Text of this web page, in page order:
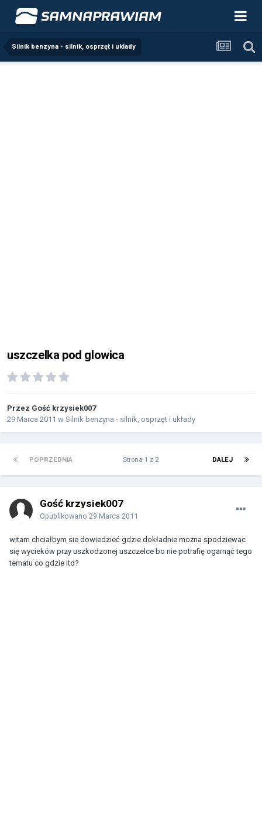
Silnik benzyna - silnik, osprzęt i układy
uszczelka pod glowica
Przez Gość krzysiek007
29 Marca 2011 w Silnik benzyna - silnik, osprzęt i układy
POPRZEDNIA DALEJ
Strona 1 z 2
Gość krzysiek007
Opublikowano 29 Marca 2011
witam chciałbym sie dowiedzieć gdzie dokładnie można spodziewac
się wycieków przy uszkodzonej uszczelce bo nie potrafię ogarnąć tego
tematu co gdzie itd?